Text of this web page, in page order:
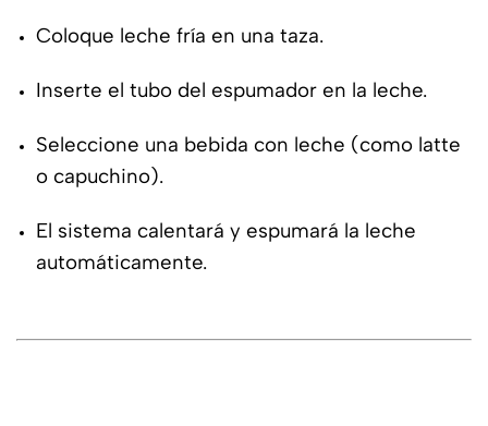
Coloque leche fría en una taza.
Inserte el tubo del espumador en la leche.
Seleccione una bebida con leche (como latte
o capuchino).
El sistema calentará y espumará la leche
automáticamente.